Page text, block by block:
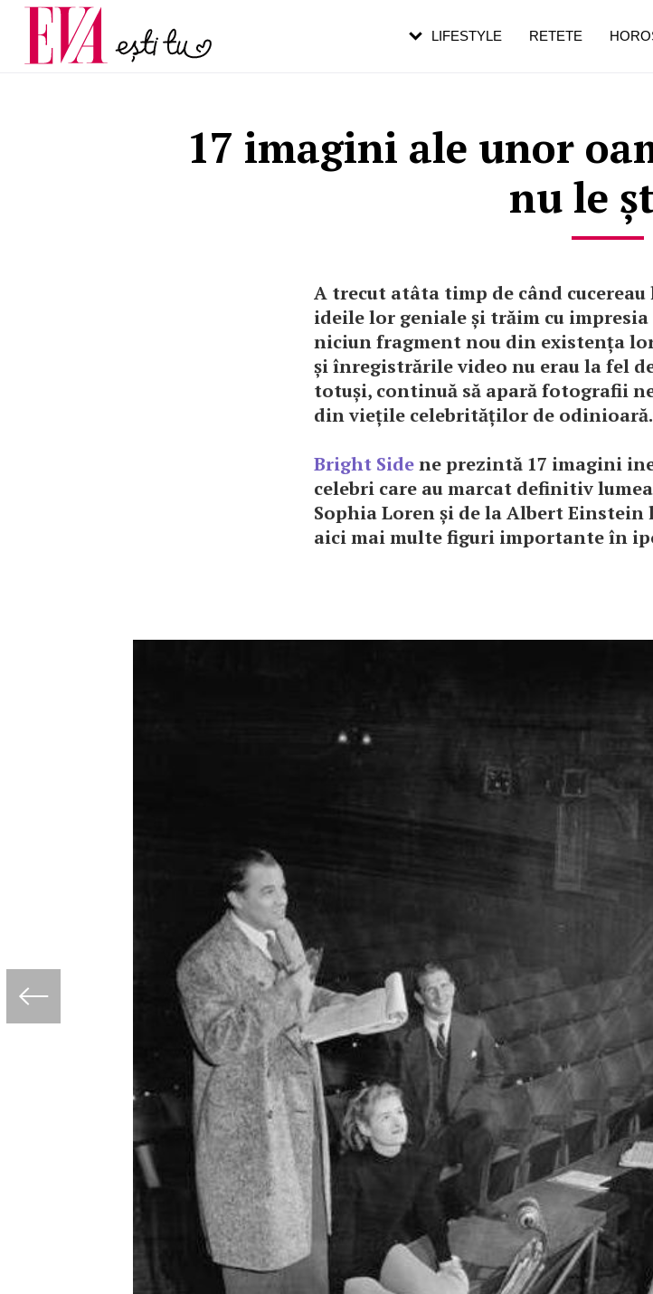
17 imagini ale unor
nu le
A trecut atâta timp de când
ideile lor geniale și trăim cu
niciun fragment nou din existența
și înregistrările video nu erau la fel
totuși, continuă să apară fotografii
din viețile celebrităților de odinioară.
Bright Sidene prezintă 17 imagini
celebri care au marcat definitiv
Sophia Loren și de la Albert Einstein
aici mai multe figuri importante în
LIFESTYLE RETETE
Carieră
Actualitate
pe măsură ce înaintezi în vârstă
de dureroasă